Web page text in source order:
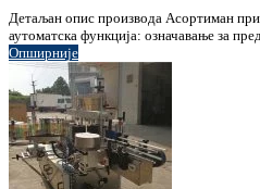
Детаљан опис производа Асортиман
аутоматска функција: означавање за
Опширније